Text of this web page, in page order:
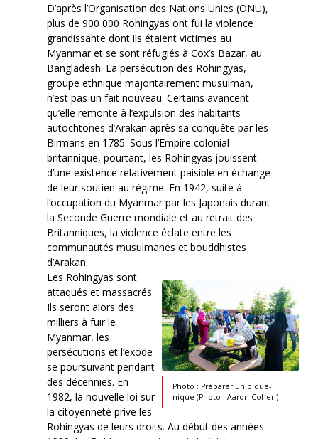
D’après l’Organisation des Nations Unies (ONU),
plus de 900 000 Rohingyas ont fui la violence
grandissante dont ils étaient victimes au
Myanmar et se sont réfugiés à Cox’s Bazar, au
Bangladesh. La persécution des Rohingyas,
groupe ethnique majoritairement musulman,
n’est pas un fait nouveau. Certains avancent
qu’elle remonte à l’expulsion des habitants
autochtones d’Arakan après sa conquête par les
Birmans en 1785. Sous l’Empire colonial
britannique, pourtant, les Rohingyas jouissent
d’une existence relativement paisible en échange
de leur soutien au régime. En 1942, suite à
l’occupation du Myanmar par les Japonais durant
la Seconde Guerre mondiale et au retrait des
Britanniques, la violence éclate entre les
communautés musulmanes et bouddhistes
d’Arakan.
Photo : Préparer un pique-
nique (Photo : Aaron Cohen)
Les Rohingyas sont
attaqués et massacrés.
Ils seront alors des
milliers à fuir le
Myanmar, les
persécutions et l’exode
se poursuivant pendant
des décennies. En
1982, la nouvelle loi sur
la citoyenneté prive les
Rohingyas de leurs droits. Au début des années